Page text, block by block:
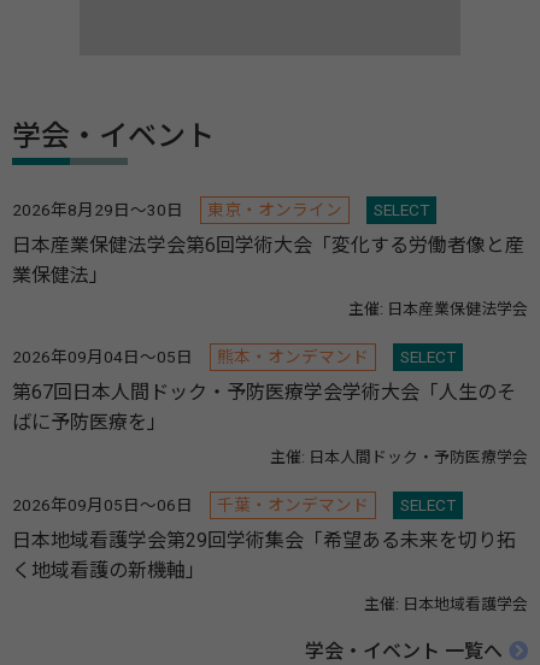
学会・イベント
2026年8月29日～30日 東京・オンライン SELECT
日本産業保健法学会第6回学術大会「変化する労働者像と産
業保健法」
主催: 日本産業保健法学会
2026年09月04日～05日 熊本・オンデマンド SELECT
第67回日本人間ドック・予防医療学会学術大会「人生のそ
ばに予防医療を」
主催: 日本人間ドック・予防医療学会
2026年09月05日～06日 千葉・オンデマンド SELECT
日本地域看護学会第29回学術集会「希望ある未来を切り拓
く地域看護の新機軸」
主催: 日本地域看護学会
学会・イベント 一覧へ